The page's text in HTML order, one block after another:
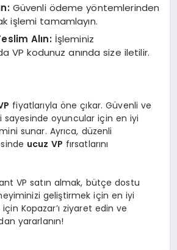
Güvenli ödeme yöntemlerinden
işlemi tamamlayın.
Alın: İşleminiz
VP kodunuz anında size iletilir.
fiyatlarıyla öne çıkar. Güvenli ve
sayesinde oyuncular için en iyi
sunar. Ayrıca, düzenli
ucuz VP fırsatlarını
VP satın almak, bütçe dostu
geliştirmek için en iyi
için Kopazar’ı ziyaret edin ve
yararlanın!